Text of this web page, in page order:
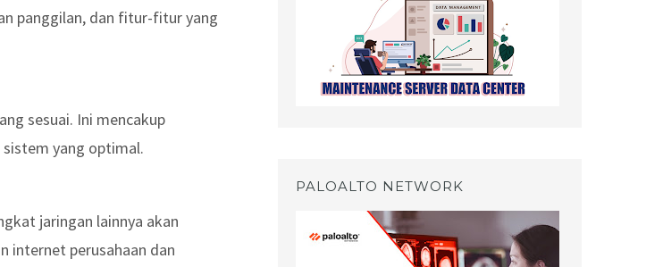
panggilan, dan fitur-fitur yang
sesuai. Ini mencakup
yang optimal.
jaringan lainnya akan
internet perusahaan dan
PALOALTO NETWORK